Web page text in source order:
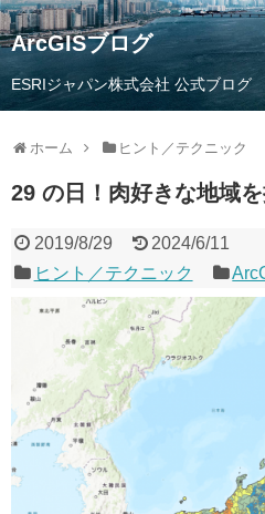
ArcGISブログ
ESRIジャパン株式会社 公式ブログ
ホーム ヒント／テクニック
29 の日！肉好きな地域を
2019/8/29
2024/6/11
ヒント／テクニック